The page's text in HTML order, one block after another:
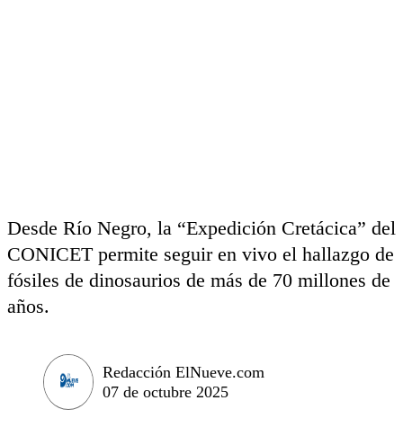
Desde Río Negro, la “Expedición Cretácica” del
CONICET permite seguir en vivo el hallazgo de
fósiles de dinosaurios de más de 70 millones de
años.
Redacción ElNueve.com
07 de octubre 2025